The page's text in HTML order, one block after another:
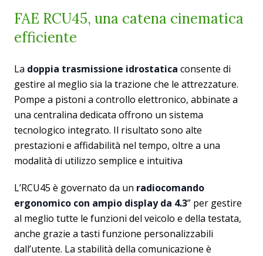
FAE RCU45, una catena cinematica
efficiente
La doppia trasmissione idrostatica consente di
gestire al meglio sia la trazione che le attrezzature.
Pompe a pistoni a controllo elettronico, abbinate a
una centralina dedicata offrono un sistema
tecnologico integrato. Il risultato sono alte
prestazioni e affidabilità nel tempo, oltre a una
modalità di utilizzo semplice e intuitiva
L’RCU45 è governato da un radiocomando
ergonomico con ampio display da 4.3” per gestire
al meglio tutte le funzioni del veicolo e della testata,
anche grazie a tasti funzione personalizzabili
dall’utente. La stabilità della comunicazione è